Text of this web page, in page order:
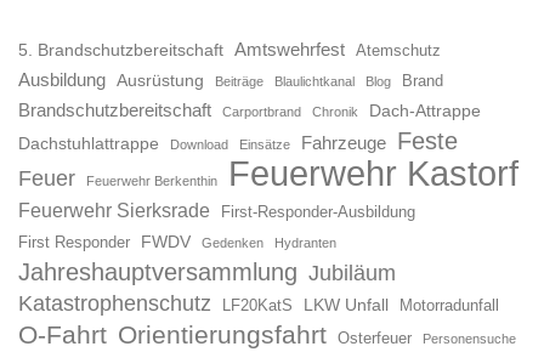
5. Brandschutzbereitschaft Amtswehrfest Atemschutz
Ausbildung Ausrüstung Beiträge Blaulichtkanal Blog Brand
Brandschutzbereitschaft Carportbrand Chronik
Dach-Attrappe
Dachstuhlattrappe
Download Einsätze Fahrzeuge Feste
Feuer Feuerwehr Berkenthin Feuerwehr Kastorf
Feuerwehr Sierksrade
First-Responder-Ausbildung
First Responder
FWDV Gedenken Hydranten
Jahreshauptversammlung Jubiläum
Katastrophenschutz
LF20KatS LKW Unfall Motorradunfall
O-Fahrt Orientierungsfahrt Osterfeuer Personensuche